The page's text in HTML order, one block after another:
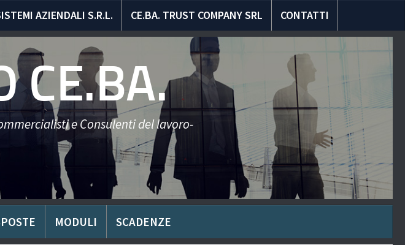
AZIENDALI S.R.L. CE.BA. TRUST COMPANY SRL CONTATTI
CE.BA.
e Consulenti del lavoro-
MODULI SCADENZE